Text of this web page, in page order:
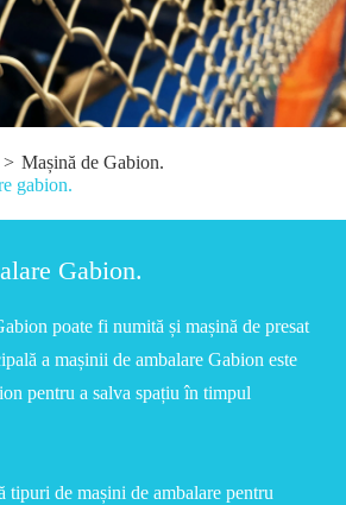
Mașină de Gabion.
gabion.
Gabion.
poate fi numită și mașină de presat
a mașinii de ambalare Gabion este
pentru a salva spațiu în timpul
tipuri de mașini de ambalare pentru